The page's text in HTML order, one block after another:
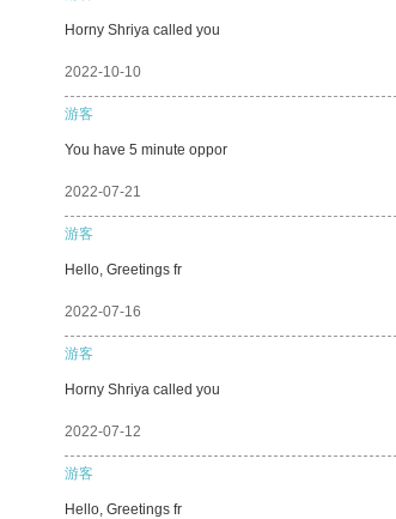
Horny Shriya called you
2022-10-10
游客
You have 5 minute oppor
2022-07-21
游客
Hello, Greetings fr
2022-07-16
游客
Horny Shriya called you
2022-07-12
游客
Hello, Greetings fr